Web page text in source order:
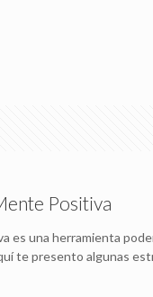
Positiva
es una herramienta
te presento algunas